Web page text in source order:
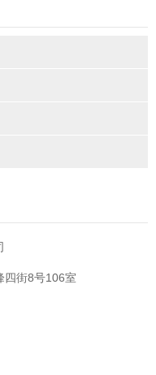
四街8号106室